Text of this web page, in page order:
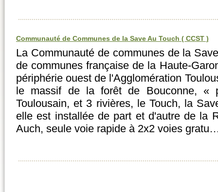
Communauté de Communes de la Save Au Touch ( CCST )
La Communauté de communes de la
de communes française de la Haute-
périphérie ouest de l'Agglomération
le massif de la forêt de Bouconne, «
Toulousain, et 3 rivières, le Touch, la
elle est installée de part et d'autre de la
Auch, seule voie rapide à 2x2 voies